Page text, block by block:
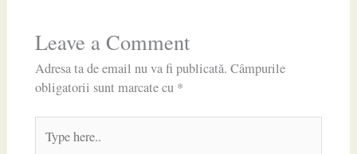
Leave a Comment
Adresa ta de email nu va fi publicată. Câmpurile
obligatorii sunt marcate cu *
here..